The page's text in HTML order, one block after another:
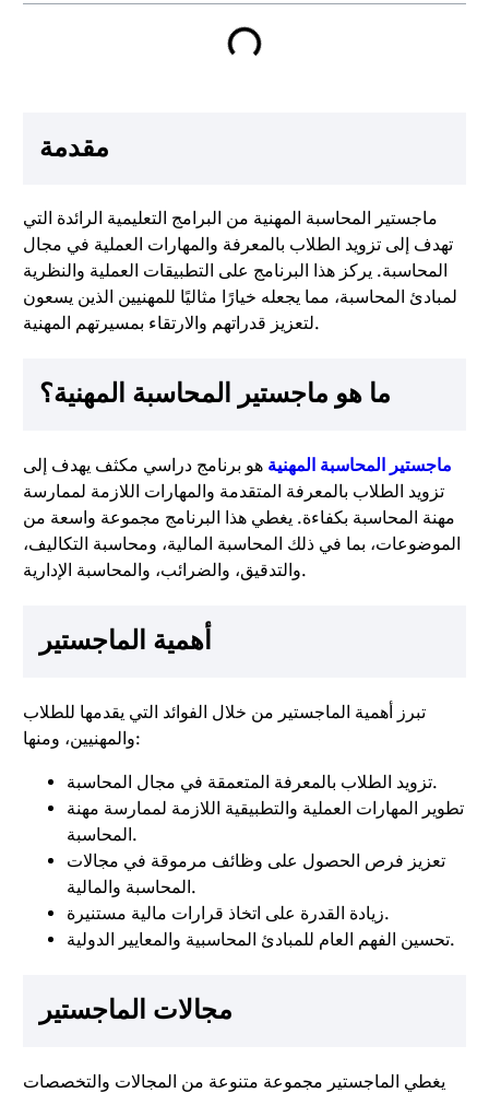
مقدمة
ماجستير المحاسبة المهنية من البرامج التعليمية الرائدة التي
تهدف إلى تزويد الطلاب بالمعرفة والمهارات العملية في مجال
المحاسبة. يركز هذا البرنامج على التطبيقات العملية والنظرية
لمبادئ المحاسبة، مما يجعله خيارًا مثاليًا للمهنيين الذين يسعون
لتعزيز قدراتهم والارتقاء بمسيرتهم المهنية.
ما هو ماجستير المحاسبة المهنية؟
ماجستير المحاسبة المهنية هو برنامج دراسي مكثف يهدف إلى
تزويد الطلاب بالمعرفة المتقدمة والمهارات اللازمة لممارسة
مهنة المحاسبة بكفاءة. يغطي هذا البرنامج مجموعة واسعة من
الموضوعات، بما في ذلك المحاسبة المالية، ومحاسبة التكاليف،
والتدقيق، والضرائب، والمحاسبة الإدارية.
أهمية الماجستير
تبرز أهمية الماجستير من خلال الفوائد التي يقدمها للطلاب
والمهنيين، ومنها:
تزويد الطلاب بالمعرفة المتعمقة في مجال المحاسبة.
تطوير المهارات العملية والتطبيقية اللازمة لممارسة مهنة
المحاسبة.
تعزيز فرص الحصول على وظائف مرموقة في مجالات
المحاسبة والمالية.
زيادة القدرة على اتخاذ قرارات مالية مستنيرة.
تحسين الفهم العام للمبادئ المحاسبية والمعايير الدولية.
مجالات الماجستير
يغطي الماجستير مجموعة متنوعة من المجالات والتخصصات